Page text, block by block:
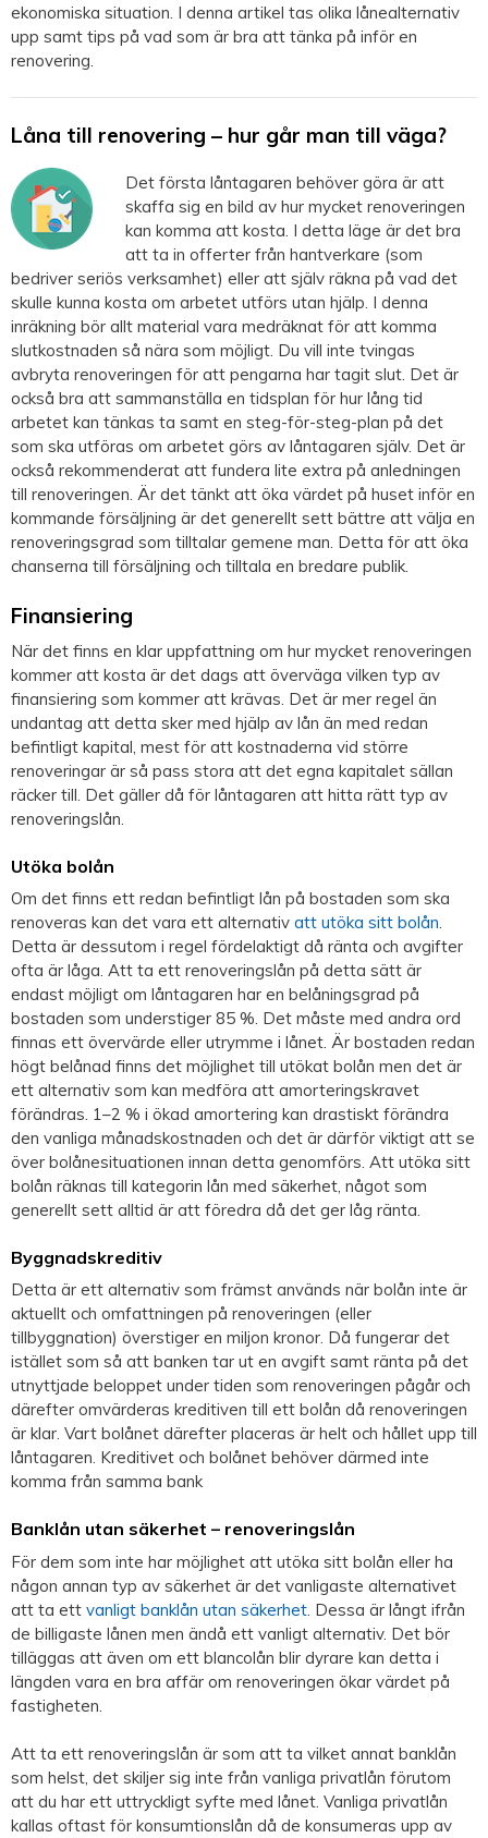
ekonomiska situation. I denna artikel tas olika lånealternativ
upp samt tips på vad som är bra att tänka på inför en
renovering.
Låna till renovering – hur går man till väga?
Det första låntagaren behöver göra är att
skaffa sig en bild av hur mycket renoveringen
kan komma att kosta. I detta läge är det bra
att ta in offerter från hantverkare (som
bedriver seriös verksamhet) eller att själv räkna på vad det
skulle kunna kosta om arbetet utförs utan hjälp. I denna
inräkning bör allt material vara medräknat för att komma
slutkostnaden så nära som möjligt. Du vill inte tvingas
avbryta renoveringen för att pengarna har tagit slut. Det är
också bra att sammanställa en tidsplan för hur lång tid
arbetet kan tänkas ta samt en steg-för-steg-plan på det
som ska utföras om arbetet görs av låntagaren själv. Det är
också rekommenderat att fundera lite extra på anledningen
till renoveringen. Är det tänkt att öka värdet på huset inför en
kommande försäljning är det generellt sett bättre att välja en
renoveringsgrad som tilltalar gemene man. Detta för att öka
chanserna till försäljning och tilltala en bredare publik.
Finansiering
När det finns en klar uppfattning om hur mycket renoveringen
kommer att kosta är det dags att överväga vilken typ av
finansiering som kommer att krävas. Det är mer regel än
undantag att detta sker med hjälp av lån än med redan
befintligt kapital, mest för att kostnaderna vid större
renoveringar är så pass stora att det egna kapitalet sällan
räcker till. Det gäller då för låntagaren att hitta rätt typ av
renoveringslån.
Utöka bolån
Om det finns ett redan befintligt lån på bostaden som ska
renoveras kan det vara ett alternativ att utöka sitt bolån.
Detta är dessutom i regel fördelaktigt då ränta och avgifter
ofta är låga. Att ta ett renoveringslån på detta sätt är
endast möjligt om låntagaren har en belåningsgrad på
bostaden som understiger 85 %. Det måste med andra ord
finnas ett övervärde eller utrymme i lånet. Är bostaden redan
högt belånad finns det möjlighet till utökat bolån men det är
ett alternativ som kan medföra att amorteringskravet
förändras. 1–2 % i ökad amortering kan drastiskt förändra
den vanliga månadskostnaden och det är därför viktigt att se
över bolånesituationen innan detta genomförs. Att utöka sitt
bolån räknas till kategorin lån med säkerhet, något som
generellt sett alltid är att föredra då det ger låg ränta.
Byggnadskreditiv
Detta är ett alternativ som främst används när bolån inte är
aktuellt och omfattningen på renoveringen (eller
tillbyggnation) överstiger en miljon kronor. Då fungerar det
istället som så att banken tar ut en avgift samt ränta på det
utnyttjade beloppet under tiden som renoveringen pågår och
därefter omvärderas kreditiven till ett bolån då renoveringen
är klar. Vart bolånet därefter placeras är helt och hållet upp till
låntagaren. Kreditivet och bolånet behöver därmed inte
komma från samma bank
Banklån utan säkerhet – renoveringslån
För dem som inte har möjlighet att utöka sitt bolån eller ha
någon annan typ av säkerhet är det vanligaste alternativet
att ta ett vanligt banklån utan säkerhet . Dessa är långt ifrån
de billigaste lånen men ändå ett vanligt alternativ. Det bör
tilläggas att även om ett blancolån blir dyrare kan detta i
längden vara en bra affär om renoveringen ökar värdet på
fastigheten.
Att ta ett renoveringslån är som att ta vilket annat banklån
som helst, det skiljer sig inte från vanliga privatlån förutom
att du har ett uttryckligt syfte med lånet. Vanliga privatlån
kallas oftast för konsumtionslån då de konsumeras upp av